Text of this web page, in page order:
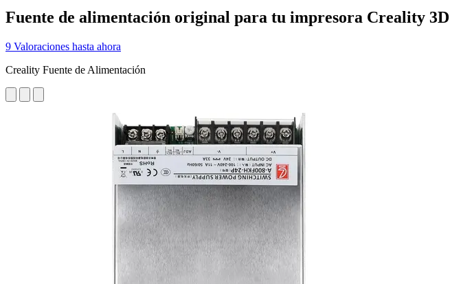
Fuente de alimentación original para tu impresora Creality 3D
9 Valoraciones hasta ahora
Creality Fuente de Alimentación